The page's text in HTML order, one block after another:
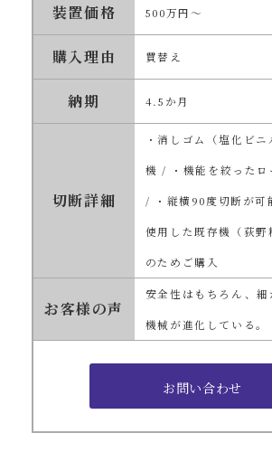
装置価格 500万円～
購入理由 買替え
納期 4.5か月
切断詳細
・消しゴム（塩化ビ
機 / ・機能を絞ったロ
/ ・縦横90度切断が可
使用した既存機（荻野
のためご購入
お客様の声
安全性はもちろん、細
機械が進化している。